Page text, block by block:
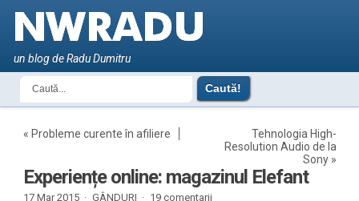
un blog de Radu Dumitru
« Probleme curente în afiliere
Tehnologia High-
Resolution Audio de la
Sony »
Experiențe online: magazinul Elefant
17 Mar 2015 · GÂNDURI · 19 comentarii